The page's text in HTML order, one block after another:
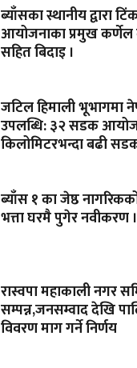
ब्याँसका स्थानीय द्वारा
आयोजनाका प्रमुख कर्णेल
सहित बिदाइ ।
जटिल हिमाली भूभागमा
उपलब्धि: ३२ सडक
किलोमिटरभन्दा बढी
ब्याँस १ का जेष्ठ
भत्ता घरमै पुगेर नवीकरण ।
रास्वपा महाकाली नगर
सम्पन्न,जनसम्वाद देखि
विवरण माग गर्ने निर्णय